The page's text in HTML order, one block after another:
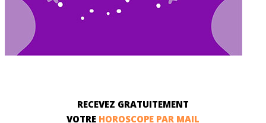
RECEVEZ GRATUITEMENT
VOTRE HOROSCOPE PAR MAIL